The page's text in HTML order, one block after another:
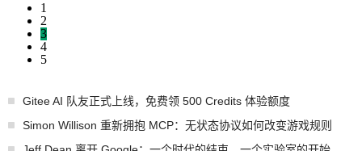
1
2
3
4
5
Gitee AI 队友正式上线，免费领 500 Credits 体验额度
Simon Willison 重新拥抱 MCP：无状态协议如何改变游戏规则